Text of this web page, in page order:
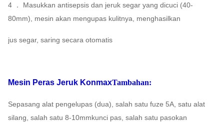
4 ． Masukkan antisepsis dan jeruk segar yang dicuci (40-
80mm), mesin akan mengupas kulitnya, menghasilkan
jus segar, saring secara otomatis
Mesin Peras Jeruk KonmaxTambahan:
Sepasang alat pengelupas (dua), salah satu fuze 5A, satu alat
silang, salah satu 8-10mmkunci pas, salah satu pasokan